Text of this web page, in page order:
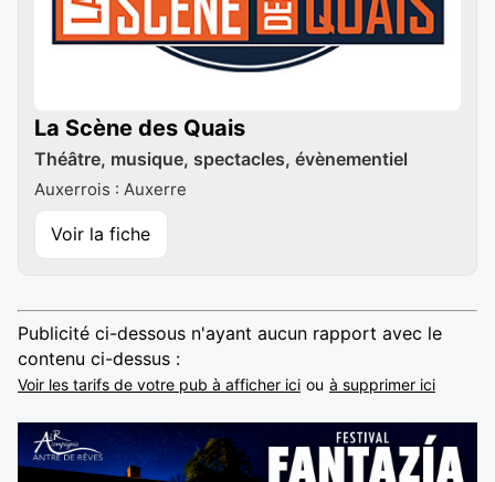
La Scène des Quais
Théâtre, musique, spectacles, évènementiel
Auxerrois : Auxerre
Voir la fiche
Publicité ci-dessous n'ayant aucun rapport avec le
contenu ci-dessus :
Voir les tarifs de votre pub à afficher ici ou à supprimer ici